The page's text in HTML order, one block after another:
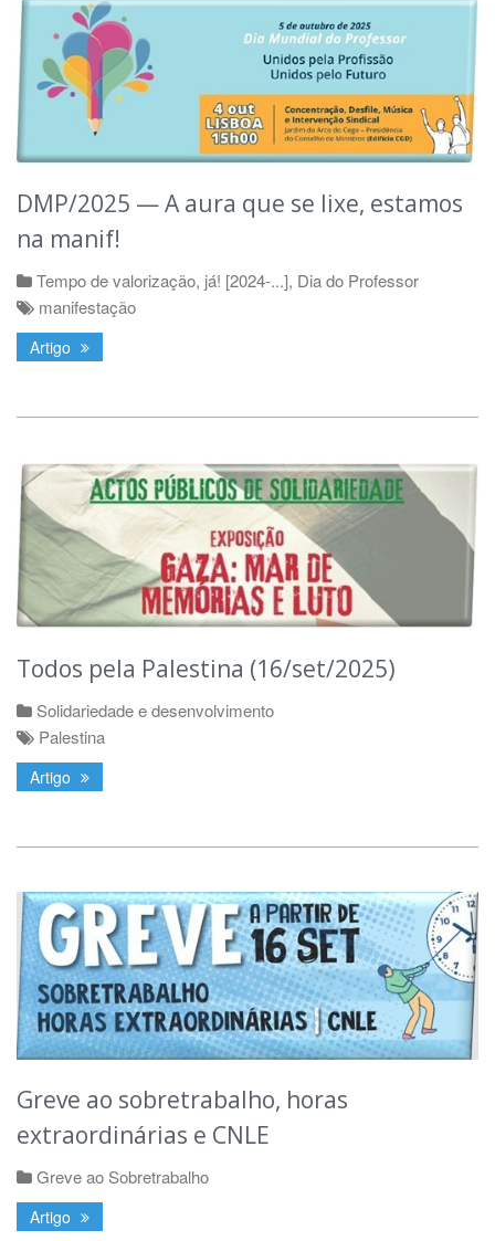
DMP/2025 — A aura que se lixe, estamos
na manif!
Tempo de valorização, já! [2024-...], Dia do Professor
manifestação
Artigo
Todos pela Palestina (16/set/2025)
Solidariedade e desenvolvimento
Palestina
Artigo
Greve ao sobretrabalho, horas
extraordinárias e CNLE
Greve ao Sobretrabalho
Artigo